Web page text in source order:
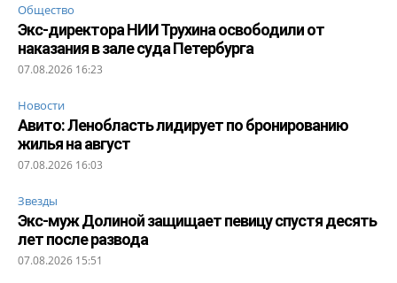
Общество
Экс-директора НИИ Трухина освободили от
наказания в зале суда Петербурга
07.08.2026 16:23
Новости
Авито: Ленобласть лидирует по бронированию
жилья на август
07.08.2026 16:03
Звезды
Экс-муж Долиной защищает певицу спустя десять
лет после развода
07.08.2026 15:51